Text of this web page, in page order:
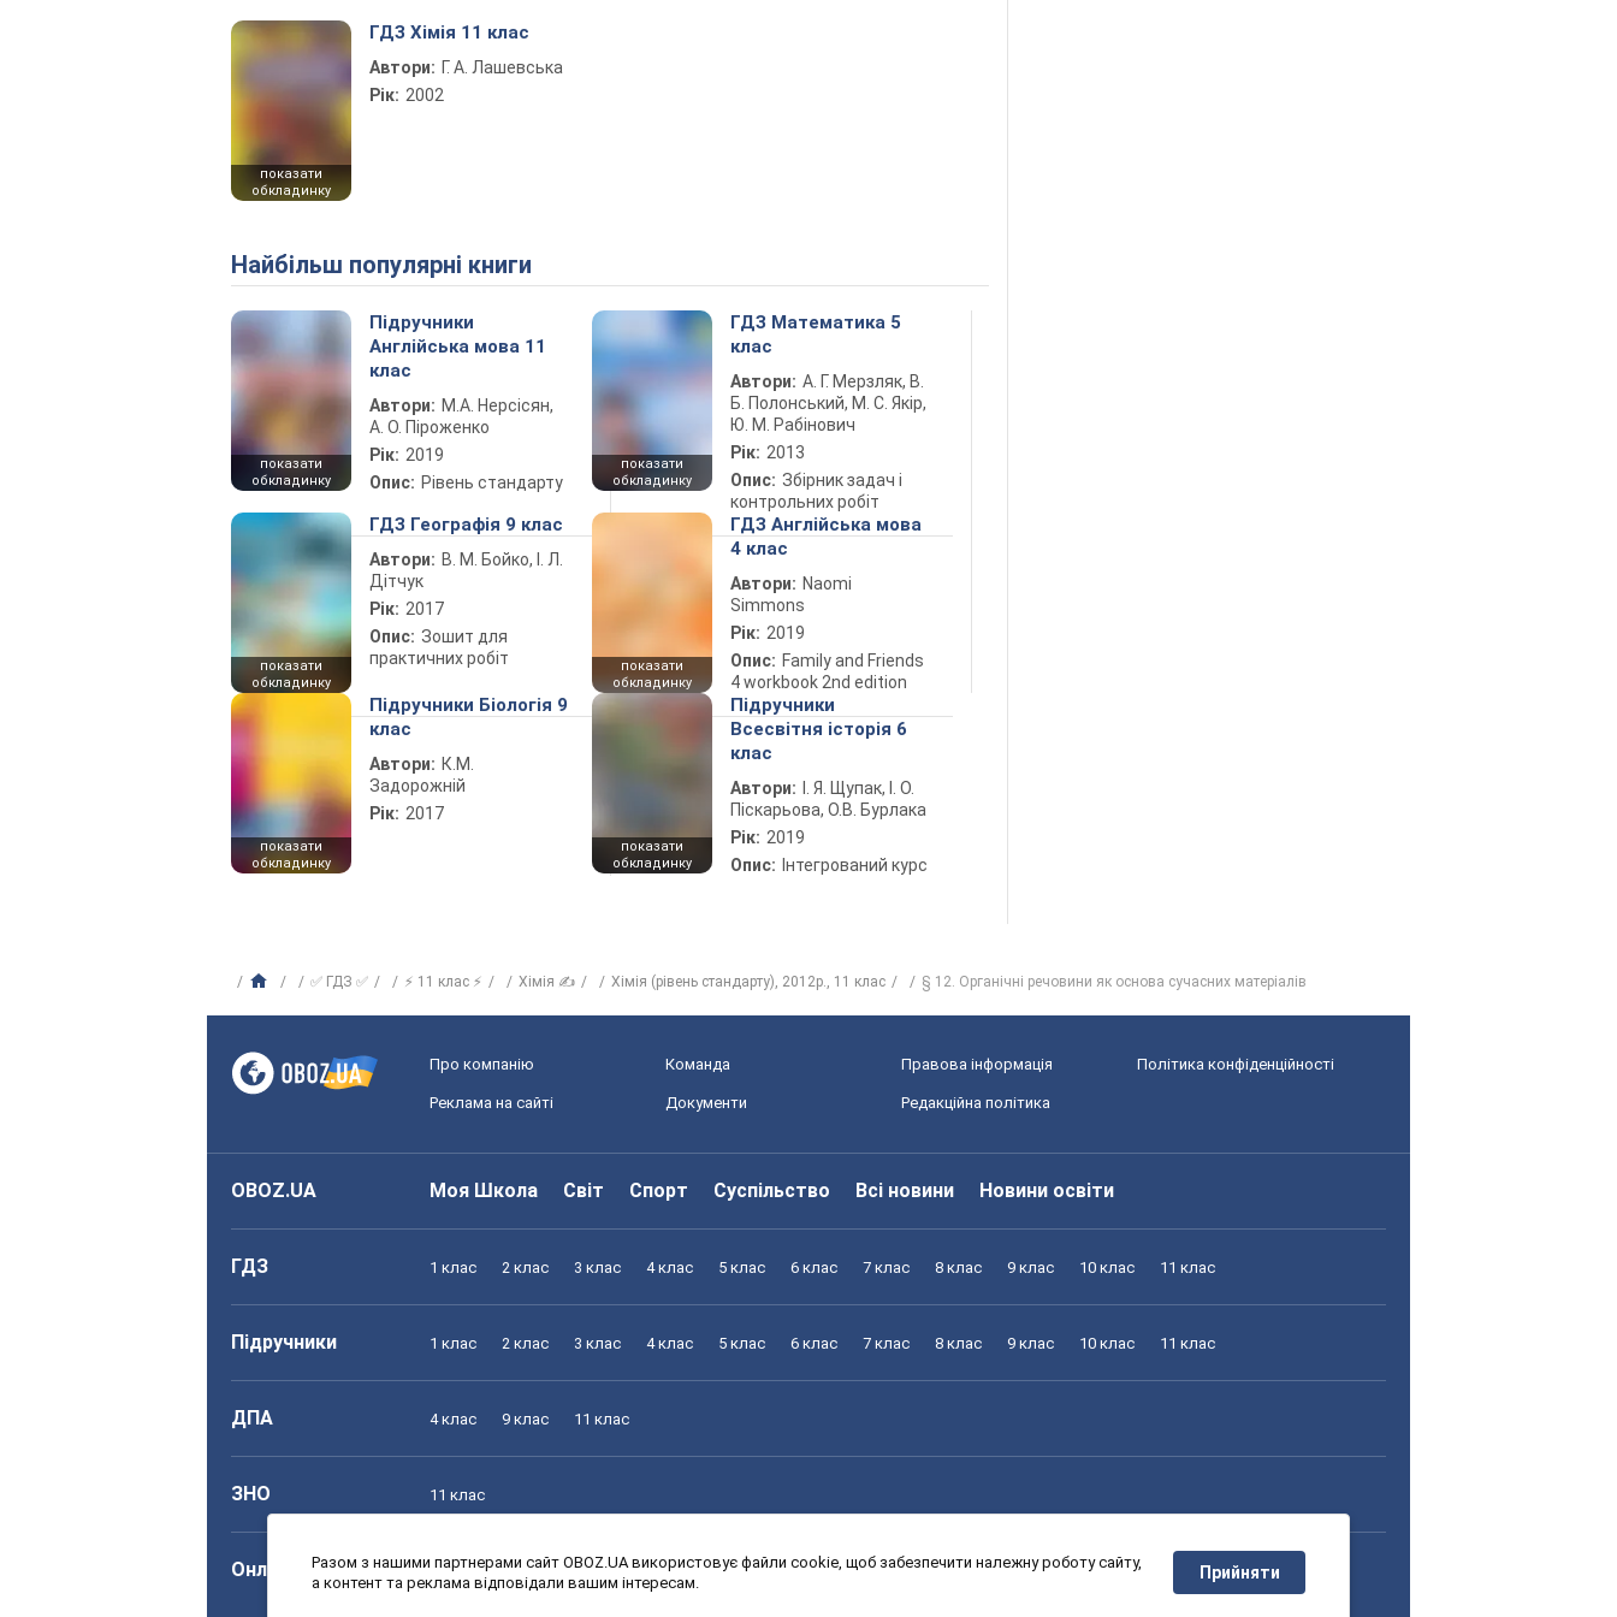
показати
обкладинку
ГДЗ Хімія 11 клас
Автори: Г. А. Лашевська
Рік: 2002
Найбільш популярні книги
показати
обкладинку
Підручники
Англійська мова 11
клас
Автори: М.А. Нерсісян,
А. О. Піроженко
Рік: 2019
Опис: Рівень стандарту
показати
обкладинку
ГДЗ Математика 5
клас
Автори: А. Г. Мерзляк, В.
Б. Полонський, М. С. Якір,
Ю. М. Рабінович
Рік: 2013
Опис: Збірник задач і
контрольних робіт
показати
обкладинку
ГДЗ Географія 9 клас
Автори: В. М. Бойко, І. Л.
Дітчук
Рік: 2017
Опис: Зошит для
практичних робіт
показати
обкладинку
ГДЗ Англійська мова
4 клас
Автори: Naomi
Simmons
Рік: 2019
Опис: Family and Friends
4 workbook 2nd edition
показати
обкладинку
Підручники Біологія 9
клас
Автори: К.М.
Задорожній
Рік: 2017
показати
обкладинку
Підручники
Всесвітня історія 6
клас
Автори:
І. Я. Щупак, І. О.
Піскарьова, О.В. Бурлака
Рік: 2019
Опис: Інтегрований курс
✅ ГДЗ ✅ ⚡ 11 клас ⚡ Хімія ✍ Хімія (рівень стандарту), 2012р., 11 клас § 12. Органічні речовини як основа сучасних матеріалів
Про компанію Команда Правова інформація Політика конфіденційності
Реклама на сайті Документи Редакційна політика
OBOZ.UA Моя Школа Світ Спорт Суспільство Всі новини Новини освіти
ГДЗ 1 клас 2 клас 3 клас 4 клас 5 клас 6 клас 7 клас 8 клас 9 клас 10 клас 11 клас
Підручники 1 клас 2 клас 3 клас 4 клас 5 клас 6 клас 7 клас 8 клас 9 клас 10 клас 11 клас
ДПА 4 клас 9 клас 11 клас
ЗНО 11 клас
Онлайн уроки 1 клас 2 клас 3 клас 4 клас 5 клас 6 клас 7 клас 8 клас 9 клас 10 клас 11 клас
Разом з нашими партнерами сайт OBOZ.UA використовує файли cookie, щоб забезпечити належну роботу сайту,
а контент та реклама відповідали вашим інтересам.
Прийняти